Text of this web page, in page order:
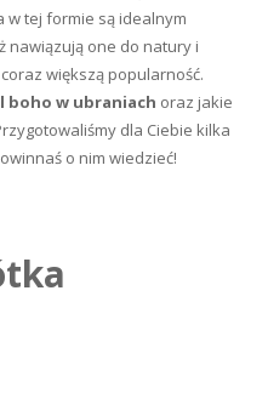
w tej formie są idealnym
nawiązują one do natury i
większą popularność.
boho w ubraniach oraz jakie
dla Ciebie kilka
o nim wiedzieć!